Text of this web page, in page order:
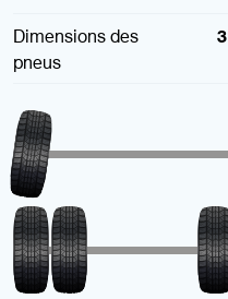
Dimensions des
pneus